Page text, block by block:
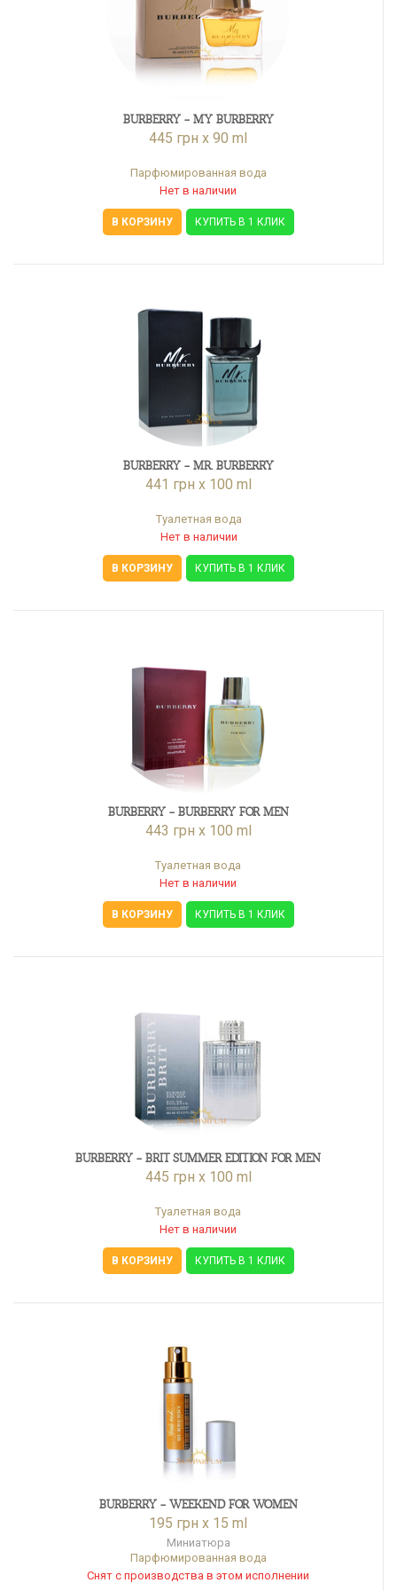
BURBERRY - MY BURBERRY
445 грн x 90 ml
Парфюмированная вода
Нет в наличии
В КОРЗИНУ КУПИТЬ В 1 КЛИК
BURBERRY - MR. BURBERRY
441 грн x 100 ml
Туалетная вода
Нет в наличии
В КОРЗИНУ КУПИТЬ В 1 КЛИК
BURBERRY - BURBERRY FOR MEN
443 грн x 100 ml
Туалетная вода
Нет в наличии
В КОРЗИНУ КУПИТЬ В 1 КЛИК
BURBERRY - BRIT SUMMER EDITION FOR MEN
445 грн x 100 ml
Туалетная вода
Нет в наличии
В КОРЗИНУ КУПИТЬ В 1 КЛИК
BURBERRY - WEEKEND FOR WOMEN
195 грн x 15 ml
Миниатюра
Парфюмированная вода
Снят с производства в этом исполнении